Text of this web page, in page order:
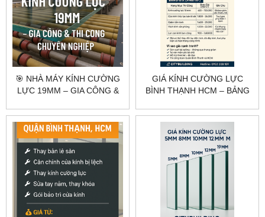
🎯 NHÀ MÁY KÍNH CƯỜNG
LỰC 19MM – GIA CÔNG &
NGHIỆP
GIÁ KÍNH CƯỜNG LỰC
BÌNH THẠNH HCM – BẢNG
CITYBUILDING